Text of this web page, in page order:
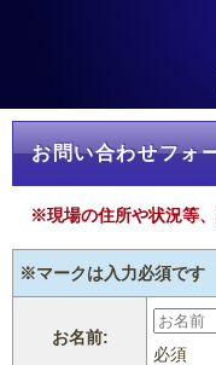
お問い合わせフォ
※現場の住所や状況等、
※マークは入力必須です
お名前:
必須